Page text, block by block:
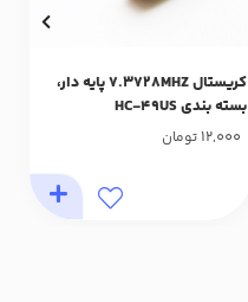
کریستال 7.3728MHZ پایه دار،
بسته بندی HC-49US
12,000 تومان